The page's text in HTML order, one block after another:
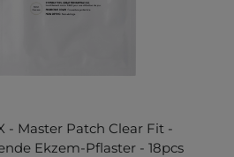
- Master Patch Clear Fit -
Ekzem-Pflaster - 18pcs